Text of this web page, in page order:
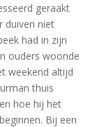
geraakt
duiven niet
had in zijn
ouders woonde
weekend altijd
thuis
hoe hij het
Bij een